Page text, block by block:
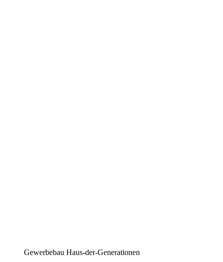
Gewerbebau Haus-der-Generationen